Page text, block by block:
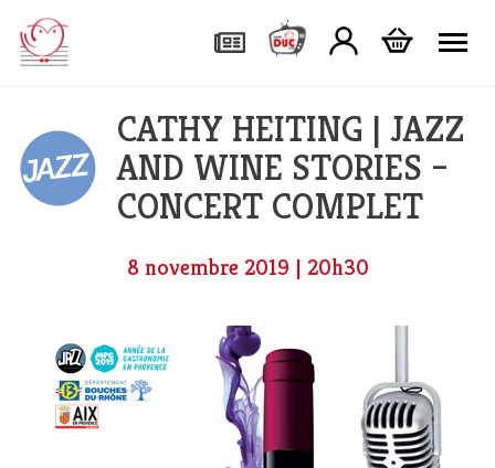
CATHY HEITING | JAZZ
AND WINE STORIES –
CONCERT COMPLET
8 novembre 2019 | 20h30